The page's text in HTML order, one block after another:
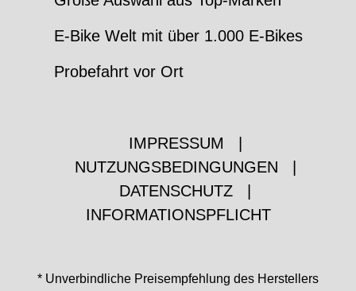
E-Bike Welt mit über 1.000 E-Bikes
Probefahrt vor Ort
IMPRESSUM
NUTZUNGSBEDINGUNGEN
DATENSCHUTZ
INFORMATIONSPFLICHT
* Unverbindliche Preisempfehlung des Herstellers